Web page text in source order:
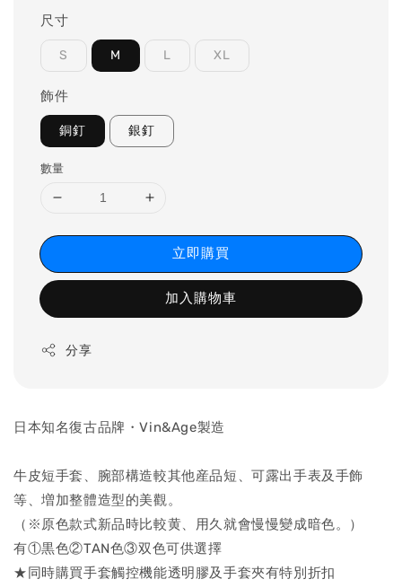
尺寸
S M L XL
飾件
銅釘 銀釘
數量
立即購買
加入購物車
分享
日本知名復古品牌・Vin&Age製造
牛皮短手套、腕部構造較其他産品短、可露出手表及手飾
等、増加整體造型的美觀。
（※原色款式新品時比較黄、用久就會慢慢變成暗色。）
有①黒色②TAN色③双色可供選擇
★同時購買手套觸控機能透明膠及手套夾有特別折扣